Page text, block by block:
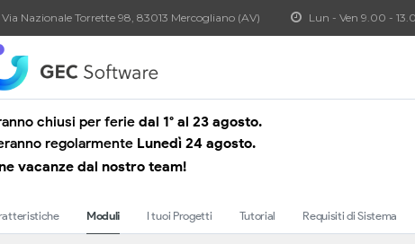
Via Nazionale Torrette 98, 83013 Mercogliano (AV) Lun - Ven 9.00 -
chiusi per ferie dal 1° al 23 agosto.
regolarmente Lunedì 24 agosto.
vacanze dal nostro team!
Moduli I tuoi Progetti Tutorial Requisiti di Sistema